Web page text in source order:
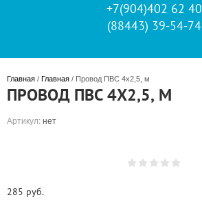
+7(904)402 62 40
(88443) 39-54-74
Главная / Главная / Провод ПВС 4х2,5, м
ПРОВОД ПВС 4Х2,5, М
Артикул: нет
285 руб.